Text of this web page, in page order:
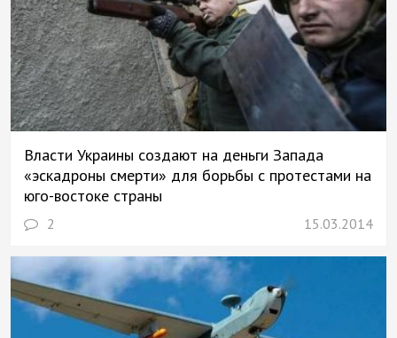
Власти Украины создают на деньги Запада
«эскадроны смерти» для борьбы с протестами на
юго-востоке страны
2 15.03.2014